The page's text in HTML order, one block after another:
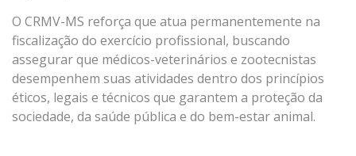
O CRMV-MS reforça que atua permanentemente na
fiscalização do exercício profissional, buscando
assegurar que médicos-veterinários e zootecnistas
desempenhem suas atividades dentro dos princípios
éticos, legais e técnicos que garantem a proteção da
sociedade, da saúde pública e do bem-estar animal.